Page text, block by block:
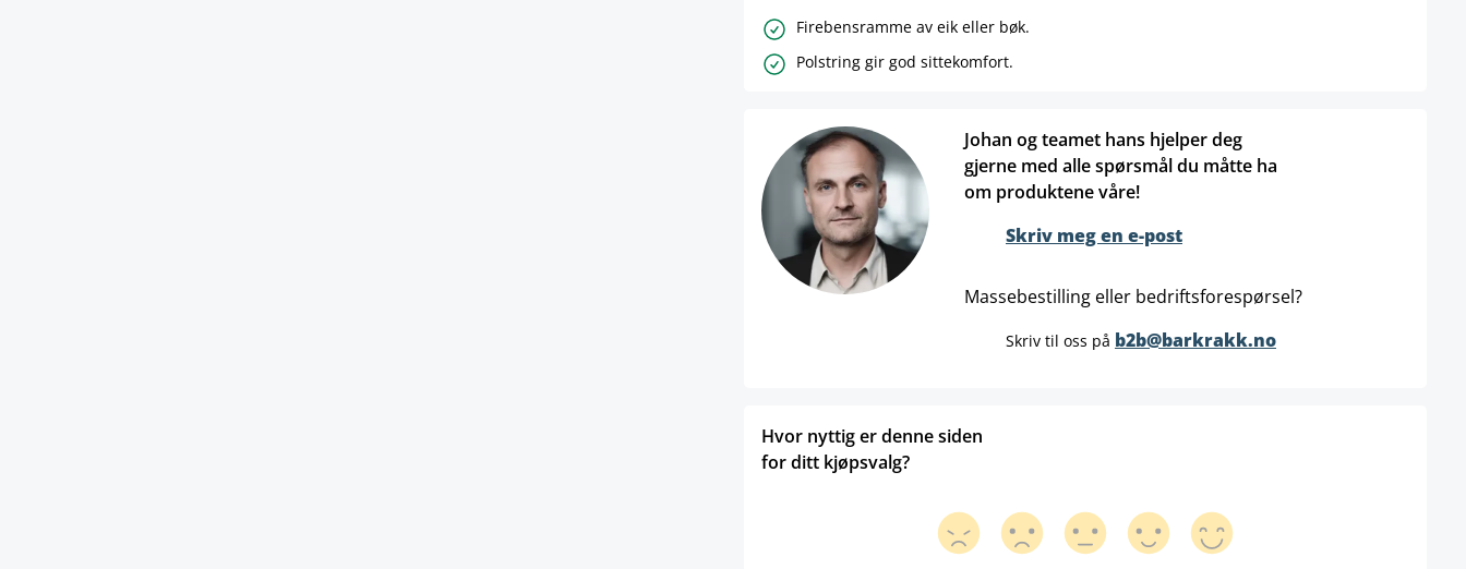
Firebensramme av eik eller bøk.
Polstring gir god sittekomfort.
Johan og teamet hans hjelper deg
gjerne med alle spørsmål du måtte ha
om produktene våre!
Skriv meg en e-post
Massebestilling eller bedriftsforespørsel?
Skriv til oss på b2b@barkrakk.no
Hvor nyttig er denne siden
for ditt kjøpsvalg?